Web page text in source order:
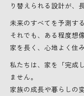
り替えられる設計が、
未来のすべてを予測す
それでも、ある程度想
家を長く、心地よく住
私たちは、家を「完成
ません。
家族の成長や暮らしの